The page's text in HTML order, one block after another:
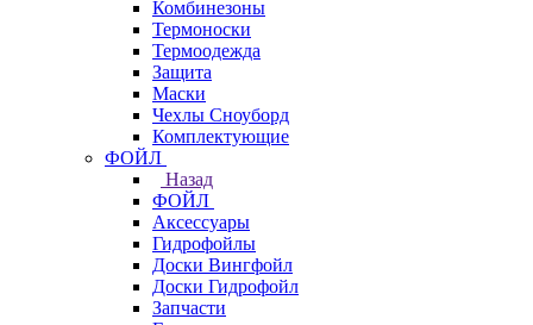
Комбинезоны
Термоноски
Термоодежда
Защита
Маски
Чехлы Сноуборд
Комплектующие
ФОЙЛ
Назад
ФОЙЛ
Аксессуары
Гидрофойлы
Доски Вингфойл
Доски Гидрофойл
Запчасти